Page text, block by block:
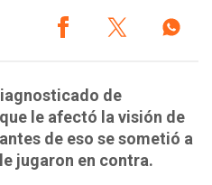
de
le afectó la visión de
de eso se sometió a
jugaron en contra.